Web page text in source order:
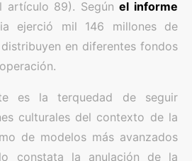
artículo 89). Segúnel informe
ejerció mil 146 millones de
en diferentes fondos
es la terquedad de seguir
culturales del contexto de la
de modelos más avanzados
constata la anulación de la